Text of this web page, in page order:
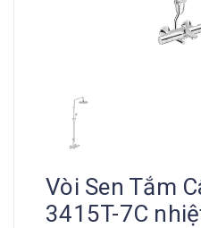
Vòi Sen Tắm
3415T-7C